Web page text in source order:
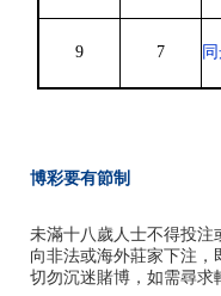
9 7
博彩要有節制
未滿十八歲人士不得投注
向非法或海外莊家下注，
切勿沉迷賭博，如需尋求